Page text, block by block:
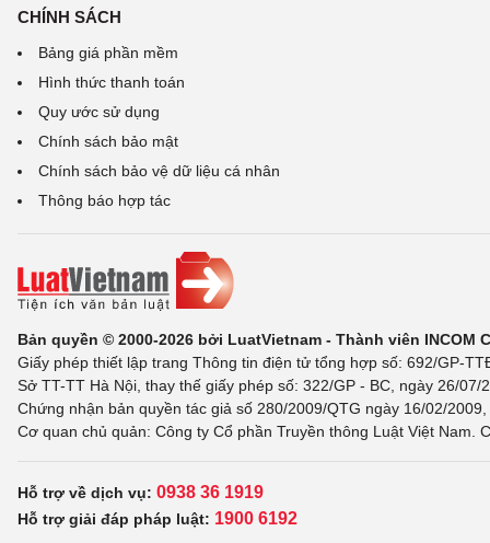
CHÍNH SÁCH
Bảng giá phần mềm
Hình thức thanh toán
Quy ước sử dụng
Chính sách bảo mật
Chính sách bảo vệ dữ liệu cá nhân
Thông báo hợp tác
Bản quyền © 2000-2026 bởi LuatVietnam - Thành viên INCOM
Giấy phép thiết lập trang Thông tin điện tử tổng hợp số: 692/GP-
Sở TT-TT Hà Nội, thay thế giấy phép số: 322/GP - BC, ngày 26/
Chứng nhận bản quyền tác giả số 280/2009/QTG ngày 16/02/
Cơ quan chủ quản: Công ty Cổ phần Truyền thông Luật Việt Nam.
Hỗ trợ về dịch vụ: 0938 36 1919
Hỗ trợ giải đáp pháp luật: 1900 6192